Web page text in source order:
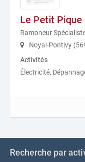
Le Petit Pique
Ramoneur
Noyal-Pontivy
Activités
Électricité,
Recherche par